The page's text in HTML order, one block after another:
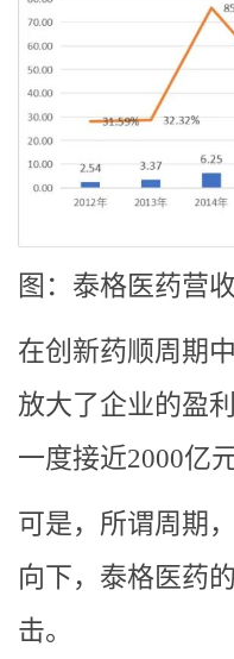
图：泰格医药营
在创新药顺周期
放大了企业的盈
一度接近2000亿
可是，所谓周期
向下，泰格医药
击。